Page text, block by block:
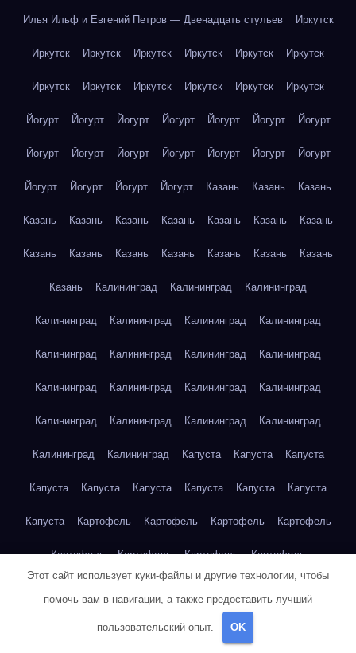
Илья Ильф и Евгений Петров — Двенадцать стульев Иркутск
Иркутск Иркутск Иркутск Иркутск Иркутск Иркутск
Иркутск Иркутск Иркутск Иркутск Иркутск Иркутск
Йогурт Йогурт Йогурт Йогурт Йогурт Йогурт Йогурт
Йогурт Йогурт Йогурт Йогурт Йогурт Йогурт Йогурт
Йогурт Йогурт Йогурт Йогурт Казань Казань Казань
Казань Казань Казань Казань Казань Казань Казань
Казань Казань Казань Казань Казань Казань Казань
Казань Калининград Калининград Калининград
Калининград Калининград Калининград Калининград
Калининград Калининград Калининград Калининград
Калининград Калининград Калининград Калининград
Калининград Калининград Калининград Калининград
Калининград Калининград Капуста Капуста Капуста
Капуста Капуста Капуста Капуста Капуста Капуста
Капуста Картофель Картофель Картофель Картофель
Картофель Картофель Картофель Картофель
Кейптаун Кейптаун
Этот сайт использует куки-файлы и другие технологии, чтобы
помочь вам в навигации, а также предоставить лучший
пользовательский опыт. OK